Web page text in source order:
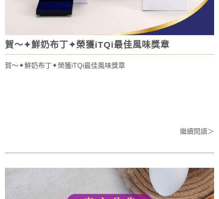
賀～✦鮮奶布丁✦榮獲iTQi最佳風味獎章
賀～✦鮮奶布丁✦榮獲iTQi最佳風味獎章
繼續閱讀＞